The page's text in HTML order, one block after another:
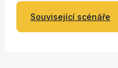
Související scénáře